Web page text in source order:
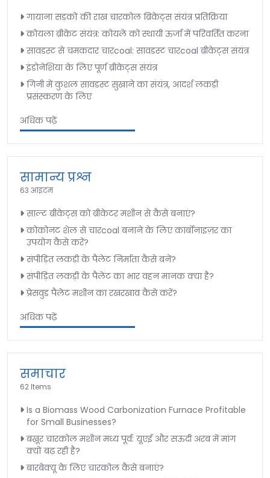
गायाना सड़कों की राख चारकोल ब्रिकेट्स संयंत्र प्रतिक्रिया
कोयला ब्रीकेट संयंत्र: कोयले को स्थायी ऊर्जा में परिवर्तित करना
सावडस्ट से चमकदार चारcoal: सावडस्ट चारcoal ब्रीकेट्स संयंत्र
इंडोनेशिया के लिए पूर्ण ब्रीकेट्स संयंत्र
गिनी में कुशल सावडस्ट सुखाने का संयंत्र, आदर्श लकड़ी
प्रसंस्करण के लिए
अधिक पढ़ें
सामान्य प्रश्न
63 आइटम
साल्ट ब्रीकेट्स को ब्रीकेटर मशीन से कैसे बनाएं?
कोकोनट शेल से चारcoal बनाने के लिए कार्बोनाइज़र का
उपयोग कैसे करें?
संपीड़ित लकड़ी के पैलेट निर्माता कैसे बनें?
संपीड़ित लकड़ी के पैलेट का भार वहन मानक क्या है?
प्रेसवुड पैलेट मशीन का रखरखाव कैसे करें?
अधिक पढ़ें
समाचार
62 Items
Is a Biomass Wood Carbonization Furnace Profitable
for Small Businesses?
बख़ूर चारकोल मशीन मध्य पूर्व: यूएई और सऊदी अरब में मांग
क्यों बढ़ रही है?
बारबेक्यू के लिए चारकोल कैसे बनाएं?